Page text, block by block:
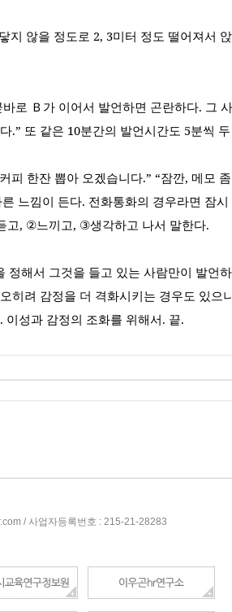
지 않을 정도로 2, 3미터 정도 떨어져서
로 Ｂ가 이어서 발언하면 곤란하다. 그
.” 또 같은 10분간의 발언시간도 5분씩
커피 한잔 뽑아 오겠습니다.” “잠깐, 메모
느낌이 든다. 전화통화의 경우라면 잠
고, ②느끼고, ③생각하고 나서 말한다.
해서 그것을 들고 있는 사람만이 발언
히려 감정을 더 격화시키는 경우도 있으
. 이성과 감정의 조화를 위해서. 끝.
/ 사업자등록번호 : 215-21-28283